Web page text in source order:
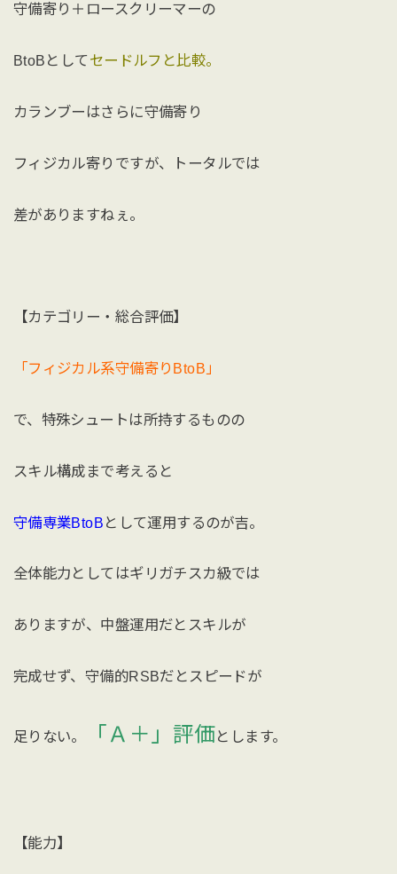
守備寄り＋ロースクリーマーの
BtoBとしてセードルフと比較。
カランブーはさらに守備寄り
フィジカル寄りですが、トータルでは
差がありますねぇ。
【カテゴリー・総合評価】
「フィジカル系守備寄りBtoB」
で、特殊シュートは所持するものの
スキル構成まで考えると
守備専業BtoB として運用するのが吉。
全体能力としてはギリガチスカ級では
ありますが、中盤運用だとスキルが
完成せず、守備的RSBだとスピードが
足りない。 「Ａ＋」評価とします。
【能力】